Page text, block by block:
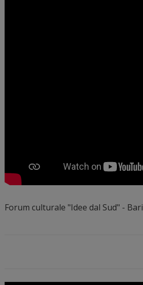
Forum culturale "Idee dal Sud" - Bari